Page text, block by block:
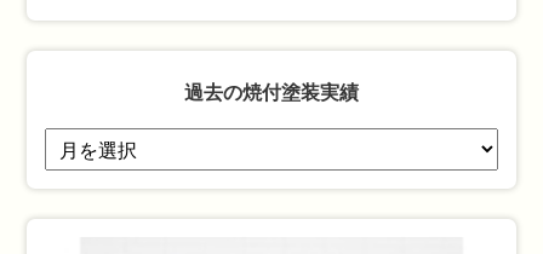
過去の焼付塗装実績